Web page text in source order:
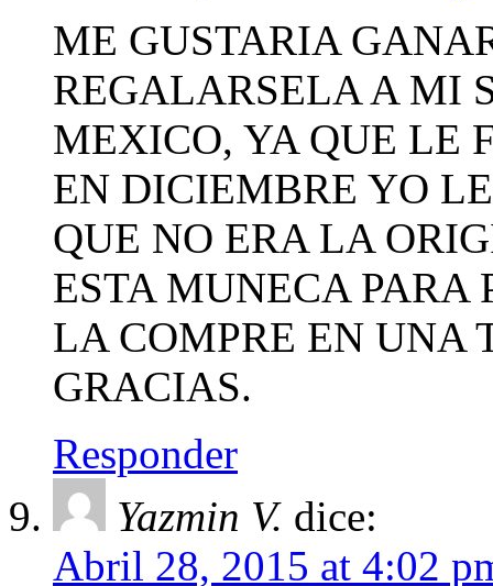
ME GUSTARIA
REGALARSELA A MI
MEXICO, YA QUE LE
EN DICIEMBRE YO
QUE NO ERA LA
ESTA MUNECA PARA
LA COMPRE EN UNA
GRACIAS.
Responder
Yazmin V. dice:
Abril 28, 2015 at 4:02